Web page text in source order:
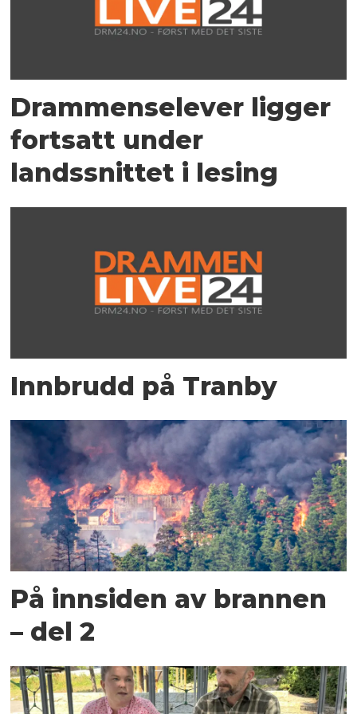
Drammenselever ligger
fortsatt under
landssnittet i lesing
Innbrudd på Tranby
På innsiden av brannen
– del 2